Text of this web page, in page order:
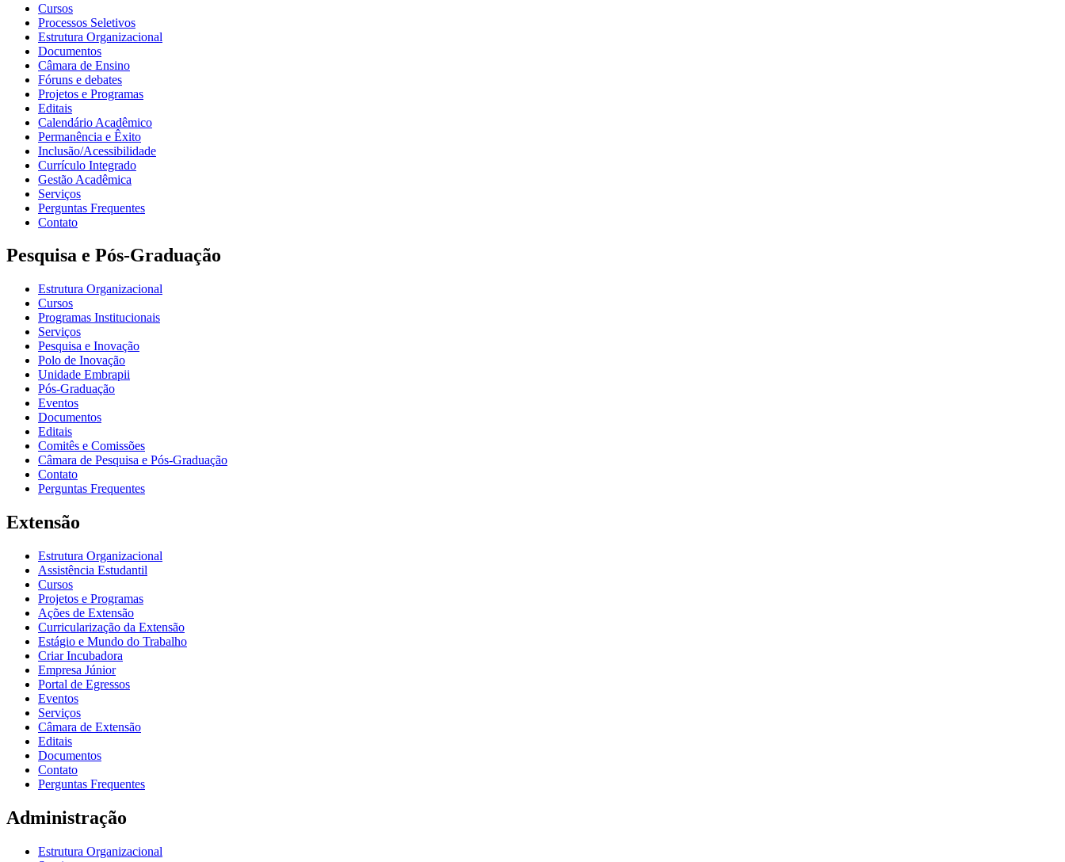
Cursos
Processos Seletivos
Estrutura Organizacional
Documentos
Câmara de Ensino
Fóruns e debates
Projetos e Programas
Editais
Calendário Acadêmico
Permanência e Êxito
Inclusão/Acessibilidade
Currículo Integrado
Gestão Acadêmica
Serviços
Perguntas Frequentes
Contato
Pesquisa e Pós-Graduação
Estrutura Organizacional
Cursos
Programas Institucionais
Serviços
Pesquisa e Inovação
Polo de Inovação
Unidade Embrapii
Pós-Graduação
Eventos
Documentos
Editais
Comitês e Comissões
Câmara de Pesquisa e Pós-Graduação
Contato
Perguntas Frequentes
Extensão
Estrutura Organizacional
Assistência Estudantil
Cursos
Projetos e Programas
Ações de Extensão
Curricularização da Extensão
Estágio e Mundo do Trabalho
Criar Incubadora
Empresa Júnior
Portal de Egressos
Eventos
Serviços
Câmara de Extensão
Editais
Documentos
Contato
Perguntas Frequentes
Administração
Estrutura Organizacional